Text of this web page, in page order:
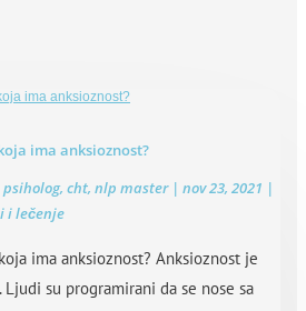
ima anksioznost?
psiholog, cht, nlp master| nov 23, 2021 |
i lečenje
ima anksioznost? Anksioznost je
su programirani da se nose sa